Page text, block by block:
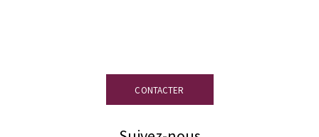
CONTACTER